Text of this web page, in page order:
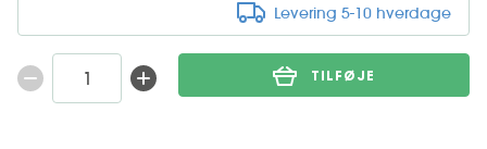
Levering 5-10 hverdage
TILFØJE